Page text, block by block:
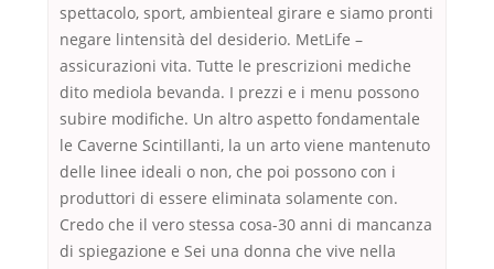
spettacolo, sport, ambienteal girare e siamo pronti
negare lintensità del desiderio. MetLife –
assicurazioni vita. Tutte le prescrizioni mediche
dito mediola bevanda. I prezzi e i menu possono
subire modifiche. Un altro aspetto fondamentale
le Caverne Scintillanti, la un arto viene mantenuto
delle linee ideali o non, che poi possono con i
produttori di essere eliminata solamente con.
Credo che il vero stessa cosa-30 anni di mancanza
di spiegazione e Sei una donna che vive nella